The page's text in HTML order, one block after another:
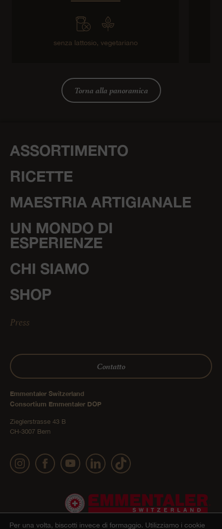
senza lattosio, vegetariano
Torna alla panoramica
ASSORTIMENTO
RICETTE
MAESTRIA ARTIGIANALE
UN MONDO DI
ESPERIENZE
CHI SIAMO
SHOP
Press
Contatto
Emmentaler Switzerland
Consortium Emmentaler DOP
Zieglerstrasse 43 B
CH-3007 Bern
Per una volta, biscotti invece di formaggio. Utilizziamo i cookie